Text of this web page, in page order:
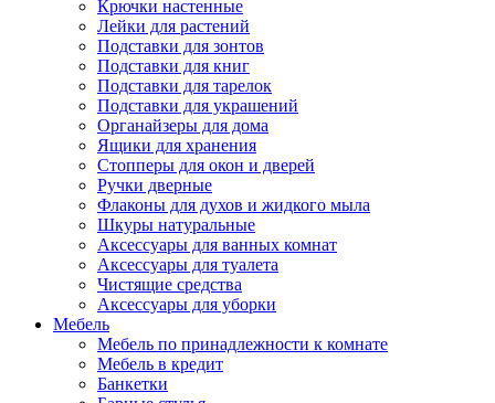
Крючки настенные
Лейки для растений
Подставки для зонтов
Подставки для книг
Подставки для тарелок
Подставки для украшений
Органайзеры для дома
Ящики для хранения
Стопперы для окон и дверей
Ручки дверные
Флаконы для духов и жидкого мыла
Шкуры натуральные
Аксессуары для ванных комнат
Аксессуары для туалета
Чистящие средства
Аксессуары для уборки
Мебель
Мебель по принадлежности к комнате
Мебель в кредит
Банкетки